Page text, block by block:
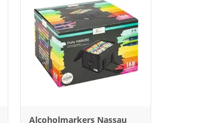
Alcoholmarkers Nassau